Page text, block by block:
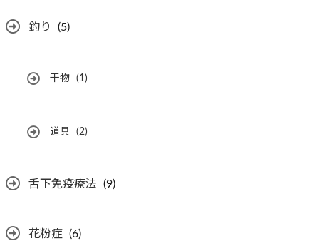
釣り (5)
干物 (1)
道具 (2)
舌下免疫療法 (9)
花粉症 (6)